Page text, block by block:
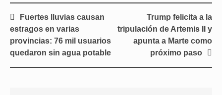
Navegación
de
entradas
Fuertes lluvias causan
estragos en varias
provincias: 76 mil usuarios
quedaron sin agua potable
Trump felicita a la
tripulación de Artemis II y
apunta a Marte como
próximo paso